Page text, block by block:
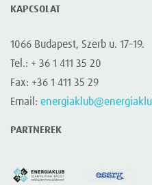
KAPCSOLAT
1066 Budapest, Szerb u. 17–19.
Tel.: + 36 1 411 35 20
Fax: +36 1 411 35 29
Email:
PARTNEREK